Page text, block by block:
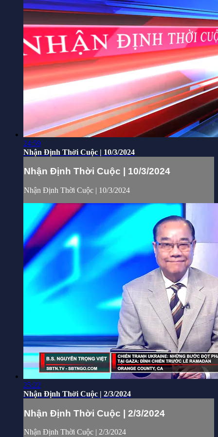
24:59
Nhận Định Thời Cuộc | 10/3/2024
Nhận Định Thời Cuộc | 10/3/2024
Nhận Định Thời Cuộc | 10/3/2024
25:22
Nhận Định Thời Cuộc | 2/3/2024
Nhận Định Thời Cuộc | 2/3/2024
Nhận Định Thời Cuộc | 2/3/2024